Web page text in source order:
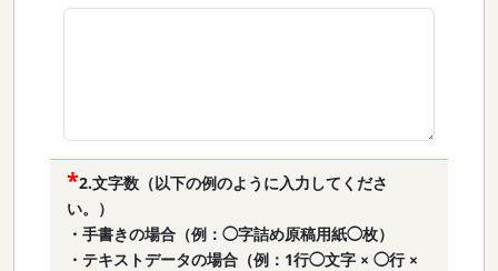
2.文字数（以下の例のように入力してくださ
い。）
・手書きの場合（例：◯字詰め原稿用紙◯枚）
・テキストデータの場合（例：1行◯文字 × ◯行 ×